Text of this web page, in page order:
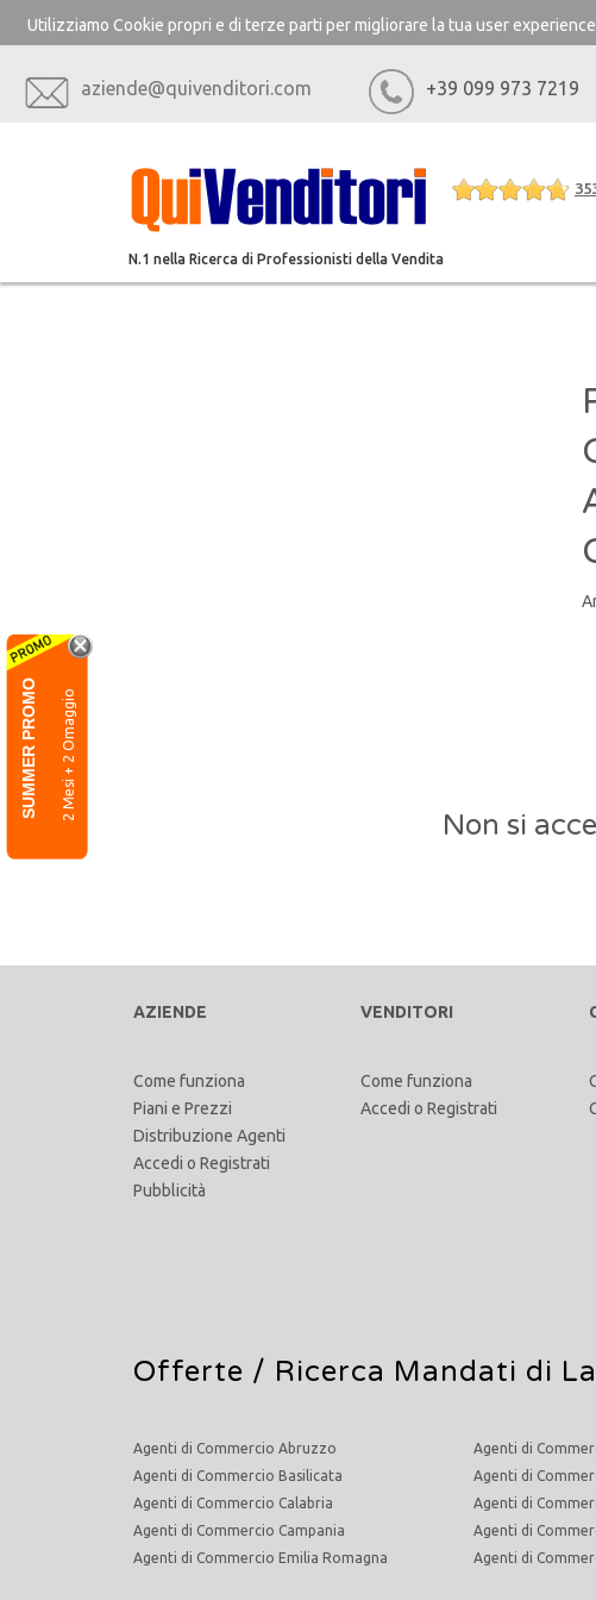
Utilizziamo Cookie propri e di terze parti per migliorare la tua user
aziende@quivenditori.com +39 099 973 7219
N.1 nella Ricerca di Professionisti della Vendita
SUMMER PROMO 2 Mesi + 2 Omaggio
Non si
AZIENDE
Come funziona
Piani e Prezzi
Distribuzione Agenti
Accedi o Registrati
Pubblicità
VENDITORI
Come funziona
Accedi oRegistrati
Offerte / Ricerca Mandati di
Agenti di Commercio Abruzzo
Agenti di Commercio Basilicata
Agenti di Commercio Calabria
Agenti di Commercio Campania
Agenti di Commercio Emilia Romagna
Agenti di
Agenti di
Agenti di
Agenti di
Agenti di